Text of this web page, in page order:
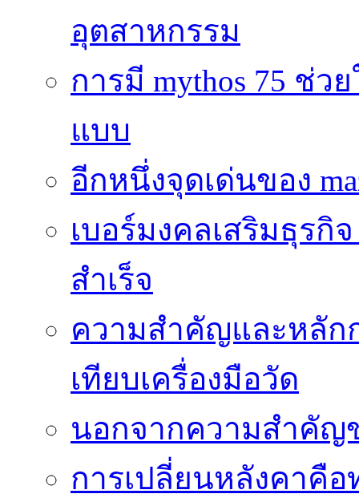
อุตสาหกรรม
การมี mythos 75 ช่
แบบ
อีกหนึ่งจุดเด่นของ
เบอร์มงคลเสริมธุร
สำเร็จ
ความสำคัญและหลัก
เทียบเครื่องมือวัด
นอกจากความสำคัญ
การเปลี่ยนหลังคาคื